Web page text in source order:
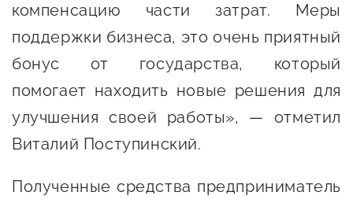
компенсацию части затрат. Меры
поддержки бизнеса, это очень приятный
бонус от государства, который
помогает находить новые решения для
улучшения своей работы», — отметил
Виталий Поступинский.
Полученные средства предприниматель